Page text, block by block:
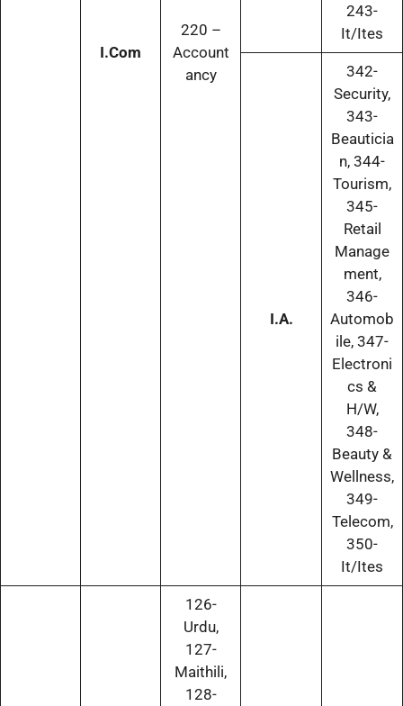
I.Com
220 –
Account
ancy
243-
It/Ites
I.A.
342-
Security,
343-
Beauticia
n, 344-
Tourism,
345-
Retail
Manage
ment,
346-
Automob
ile, 347-
Electroni
cs &
H/W,
348-
Beauty &
Wellness,
349-
Telecom,
350-
It/Ites
126-
Urdu,
127-
Maithili,
128-